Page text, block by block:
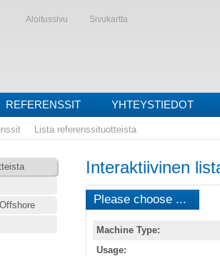
Aloitussivu Sivukartta
REFERENSSIT YHTEYSTIEDOT
Lista referenssituotteista
Interaktiivinen
Please choose ...
Machine Type:
Usage: